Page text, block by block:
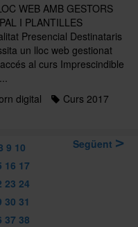
WEB AMB GESTORS
I PLANTILLES
Presencial Destinataris
un lloc web gestionat
al curs Imprescindible
digital
Curs 2017
9 10
16 17
23 24
30 31
37 38
Següent